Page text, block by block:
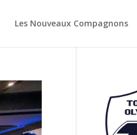
Les Nouveaux Compagnons